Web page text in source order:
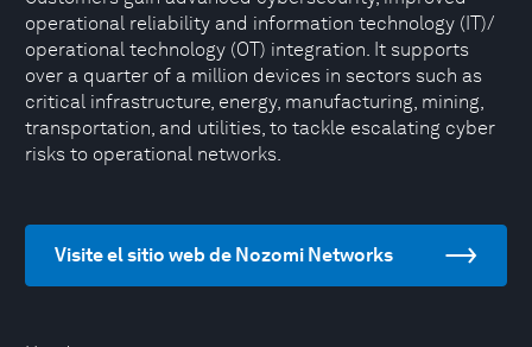
operational reliability and information technology (IT)/
operational technology (OT) integration. It supports
over a quarter of a million devices in sectors such as
critical infrastructure, energy, manufacturing, mining,
transportation, and utilities, to tackle escalating cyber
risks to operational networks.
Visite el sitio web de Nozomi Networks